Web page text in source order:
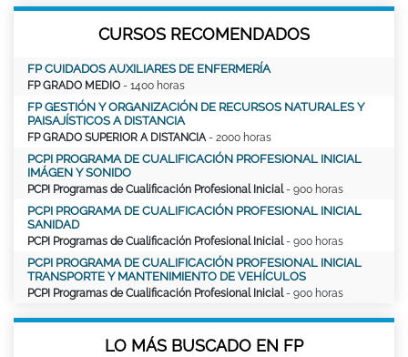
CURSOS RECOMENDADOS
FP CUIDADOS AUXILIARES DE ENFERMERÍA
FP GRADO MEDIO - 1400 horas
FP GESTIÓN Y ORGANIZACIÓN DE RECURSOS NATURALES Y
PAISAJÍSTICOS A DISTANCIA
FP GRADO SUPERIOR A DISTANCIA - 2000 horas
PCPI PROGRAMA DE CUALIFICACIÓN PROFESIONAL INICIAL
IMÁGEN Y SONIDO
PCPI Programas de Cualificación Profesional Inicial- 900 horas
PCPI PROGRAMA DE CUALIFICACIÓN PROFESIONAL INICIAL
SANIDAD
PCPI Programas de Cualificación Profesional Inicial- 900 horas
PCPI PROGRAMA DE CUALIFICACIÓN PROFESIONAL INICIAL
TRANSPORTE Y MANTENIMIENTO DE VEHÍCULOS
PCPI Programas de Cualificación Profesional Inicial- 900 horas
LO MÁS BUSCADO EN FP